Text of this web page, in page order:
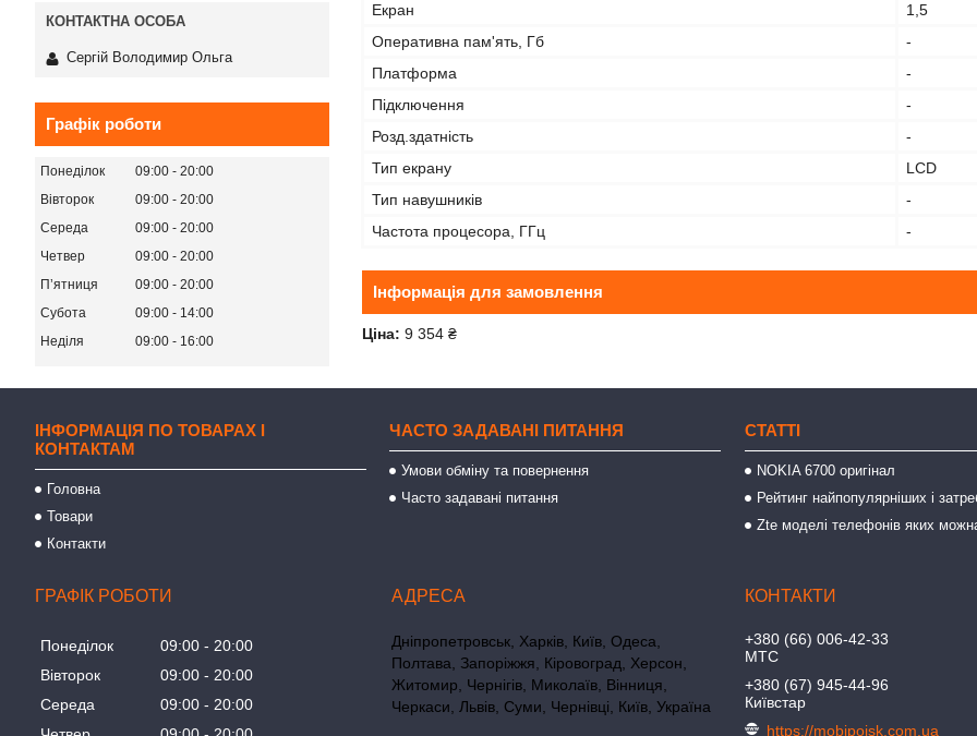
Екран
1,5
Оперативна пам'ять, Гб
-
Платформа
-
Підключення
-
Розд.здатність
-
Тип екрану
LCD
Тип навушників
-
Частота процесора, ГГц
-
Інформація для замовлення
Ціна: 9 354 ₴
Сергій Володимир Ольга
Графік роботи
Понеділок 09:00
20:00
Вівторок
09:00
20:00
Середа
09:00
20:00
Четвер
09:00
20:00
Пʼятниця
09:00
20:00
Субота
09:00
14:00
Неділя
09:00 16:00
ІНФОРМАЦІЯ ПО ТОВАРАХ І
КОНТАКТАМ
Головна
Товари
Контакти
ЧАСТО ЗАДАВАНІ ПИТАННЯ
Умови обміну та повернення
Часто задавані питання
СТАТТІ
NOKIA 6700 оригінал
Рейтинг найпопулярніших і
Zte моделі телефонів яких
ГРАФІК РОБОТИ
Понеділок 09:00
20:00
Вівторок
09:00
20:00
Середа
09:00
20:00
Дніпропетровськ, Харків, Київ, Одеса,
Полтава, Запоріжжя, Кіровоград, Херсон,
Житомир, Чернігів, Миколаїв, Вінниця,
Черкаси, Львів, Суми, Чернівці, Київ, Україна
+380 (66) 006-42-33
МТС
+380 (67) 945-44-96
Київстар
https://mobipoisk.com.ua